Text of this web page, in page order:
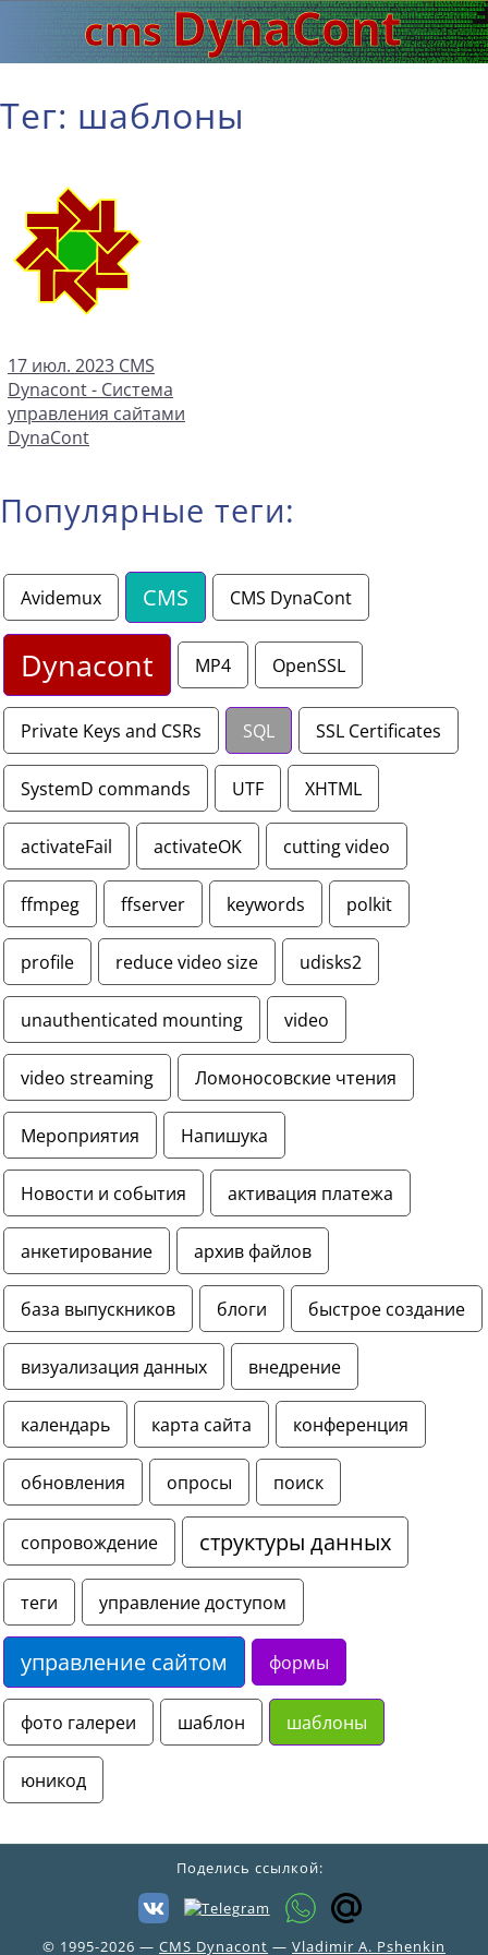
Тег: шаблоны
17 июл. 2023 CMS
Dynacont - Система
управления сайтами
DynaCont
Популярные теги:
Avidemux CMS CMS DynaCont
Dynacont MP4 OpenSSL
Private Keys and CSRs SQL SSL Certificates
SystemD commands UTF XHTML
activateFail activateOK cutting video
ffmpeg ffserver keywords polkit
profile reduce video size udisks2
unauthenticated mounting video
video streaming Ломоносовские чтения
Мероприятия Напишука
Новости и события активация платежа
анкетирование архив файлов
база выпускников блоги быстрое создание
визуализация данных внедрение
календарь карта сайта конференция
обновления опросы поиск
сопровождение структуры данных
теги управление доступом
управление сайтом формы
фото галереи шаблон шаблоны
юникод
© 1995-2026 — CMS Dynacont — Vladimir A. Pshenkin